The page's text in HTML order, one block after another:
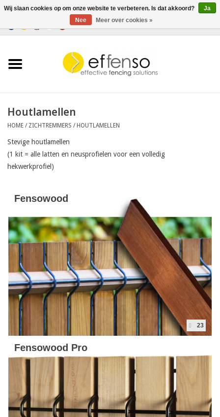
Solar
Kaart
Contact
Blog
Houtlamellen
HOME / ZICHTREMMERS /HOUTLAMELLEN
Stevige houtlamellen
(1 kit = alle latten en neusprofielen voor een volledig
hekwerkprofiel)
Fensowood
23
Fensowood Pro
Wij slaan cookies op om onze website te verbeteren. Is dat akkoord?
Ja
Nee
Meer over cookies »